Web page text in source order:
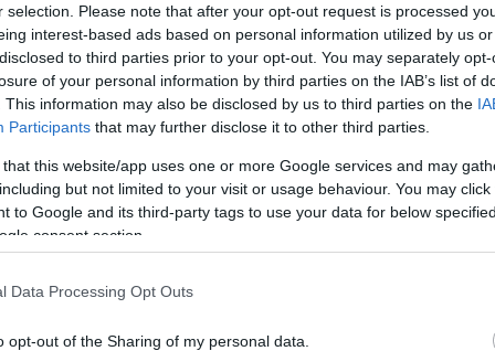
selection. Please note that after your opt-out request is processed
interest-based ads based on personal information utilized by us
to third parties prior to your opt-out. You may separately
of your personal information by third parties on the IAB’s list of
This information may also be disclosed by us to third parties on the
Participants that may further disclose it to other third parties.
that this website/app uses one or more Google services and may
but not limited to your visit or usage behaviour. You may
to Google and its third-party tags to use your data for below
consent section.
Data Processing Opt Outs
opt-out of the Sharing of my personal data.
évente 113 986 gigajoule hőenergiát
64,54 százalékát biztosítaná.
millió köbméter földgázt lehetne
hőtermelést. A nyári alapigényt és a téli
valamint a meglévő tárolórendszerek
lehet szükség